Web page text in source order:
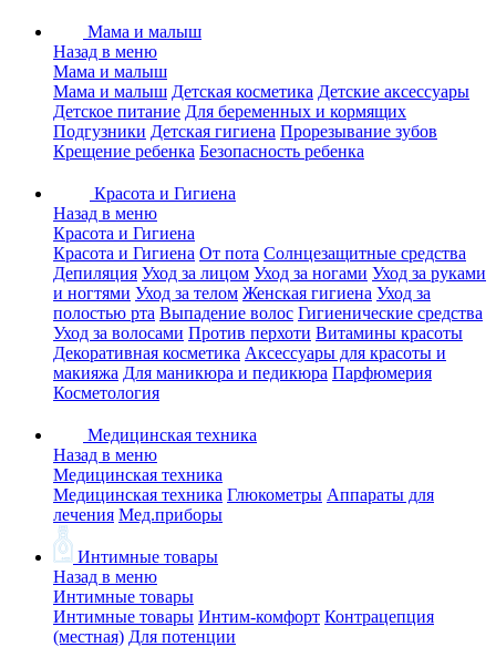
Мама и малыш
Назад в меню
Мама и малыш
Мама и малыш Детская косметика Детские аксессуары
Детское питание Для беременных и кормящих
Подгузники Детская гигиена Прорезывание зубов
Крещение ребенка Безопасность ребенка
Красота и Гигиена
Назад в меню
Красота и Гигиена
Красота и Гигиена От пота Солнцезащитные средства
Депиляция Уход за лицом Уход за ногами Уход за руками
и ногтями Уход за телом Женская гигиена Уход за
полостью рта Выпадение волос Гигиенические средства
Уход за волосами Против перхоти Витамины красоты
Декоративная косметика Аксессуары для красоты и
макияжа Для маникюра и педикюра Парфюмерия
Косметология
Медицинская техника
Назад в меню
Медицинская техника
Медицинская техника Глюкометры Аппараты для
лечения Мед.приборы
Интимные товары
Назад в меню
Интимные товары
Интимные товары Интим-комфорт Контрацепция
(местная) Для потенции